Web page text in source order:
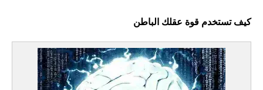
علم النفس
الصحة العقلية والنفسية
Twitter
Telegram
من نحن
اتصل بنا
كيف تستخدم قوة عقلك الباطن